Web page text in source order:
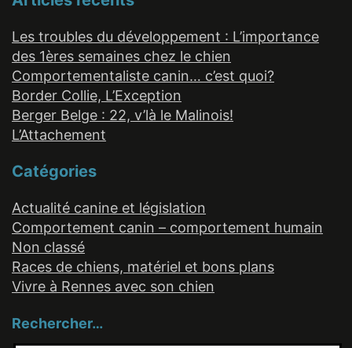
Les troubles du développement : L’importance
des 1ères semaines chez le chien
Comportementaliste canin… c’est quoi?
Border Collie, L’Exception
Berger Belge : 22, v’là le Malinois!
L’Attachement
Catégories
Actualité canine et législation
Comportement canin – comportement humain
Non classé
Races de chiens, matériel et bons plans
Vivre à Rennes avec son chien
Rechercher…